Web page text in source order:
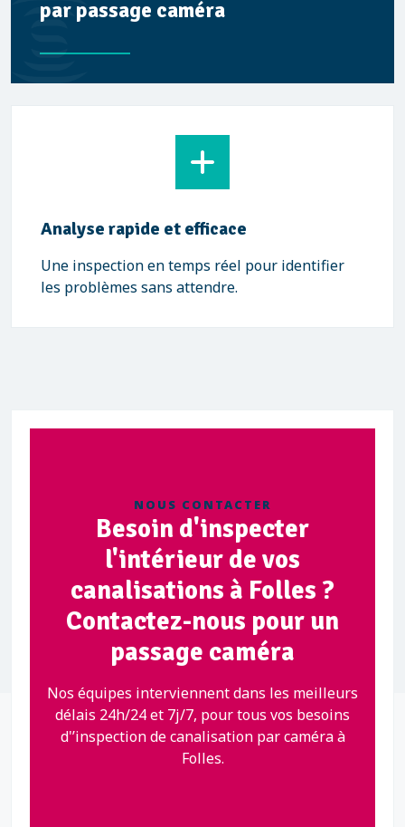
par passage caméra
Analyse rapide et efficace
Une inspection en temps réel pour identifier
les problèmes sans attendre.
NOUS CONTACTER
Besoin d'inspecter
l'intérieur de vos
canalisations à Folles ?
Contactez-nous pour un
passage caméra
Nos équipes interviennent dans les meilleurs
délais 24h/24 et 7j/7, pour tous vos besoins
d'’inspection de canalisation par caméra à
Folles.